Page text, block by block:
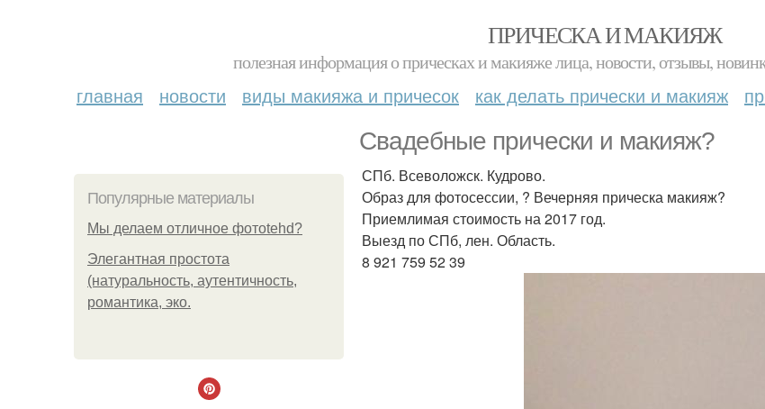
ПРИЧЕСКА И МАКИЯЖ
полезная информация о прическах и макияже лица, новости, отзывы,
главная новости виды макияжа и причесок как делать прически и макияж
Свадебные прически и макияж?
Популярные материалы
Мы делаем отличное фотоtehd?
Элегантная простота
(натуральность, аутентичность,
романтика, эко.
СПб. Всеволожск. Кудрово.
Образ для фотосессии, ? Вечерняя прическа макияж?
Приемлимая стоимость на 2017 год.
Выезд по СПб, лен. Область.
8 921 759 52 39